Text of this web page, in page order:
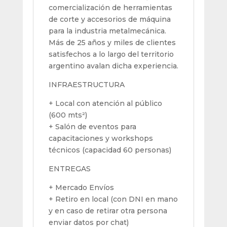
comercialización de herramientas
de corte y accesorios de máquina
para la industria metalmecánica.
Más de 25 años y miles de clientes
satisfechos a lo largo del territorio
argentino avalan dicha experiencia.
INFRAESTRUCTURA
+ Local con atención al público
(600 mts²)
+ Salón de eventos para
capacitaciones y workshops
técnicos (capacidad 60 personas)
ENTREGAS
+ Mercado Envíos
+ Retiro en local (con DNI en mano
y en caso de retirar otra persona
enviar datos por chat)